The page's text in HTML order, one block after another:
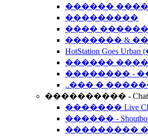
������
���������
����
������� &
HotStation Goes
������
�������� -
..��� �
���������� - Chat
������� Live
������ -
���������